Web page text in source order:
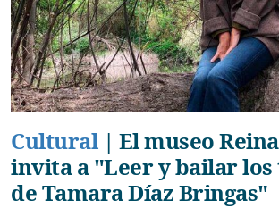
Cultural| El museo
invita a "Leer y bailar
de Tamara Díaz Bringas"